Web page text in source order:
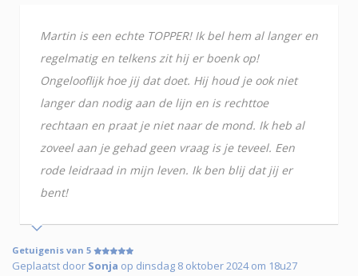
Martin is een echte TOPPER! Ik bel hem al langer en
regelmatig en telkens zit hij er boenk op!
Ongelooflijk hoe jij dat doet. Hij houd je ook niet
langer dan nodig aan de lijn en is rechttoe
rechtaan en praat je niet naar de mond. Ik heb al
zoveel aan je gehad geen vraag is je teveel. Een
rode leidraad in mijn leven. Ik ben blij dat jij er
bent!
Getuigenis van 5
Geplaatst door Sonja op dinsdag 8 oktober 2024 om 18u27